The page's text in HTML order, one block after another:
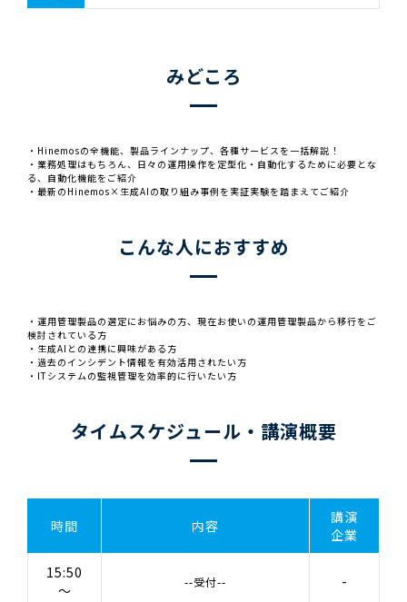
みどころ
・Hinemosの全機能、製品ラインナップ、各種サービスを一括解説！
・業務処理はもちろん、日々の運用操作を定型化・自動化するために必要とな
る、自動化機能をご紹介
・最新のHinemos×生成AIの取り組み事例を実証実験を踏まえてご紹介
こんな人におすすめ
・運用管理製品の選定にお悩みの方、現在お使いの運用管理製品から移行をご
検討されている方
・生成AIとの連携に興味がある方
・過去のインシデント情報を有効活用されたい方
・ITシステムの監視管理を効率的に行いたい方
タイムスケジュール・講演概要
時間 内容
講演
企業
15:50
～
--受付-- -